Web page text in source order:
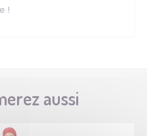
!
aussi